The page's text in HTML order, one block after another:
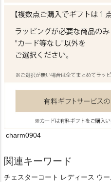
charm0904
関連キーワード
チェスターコート レディース ウ